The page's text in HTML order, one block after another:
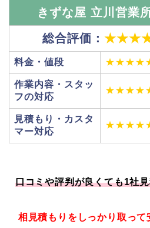
きずな屋 立川営業
総合評価：
料金・値段
作業内容・スタッ
フの対応
見積もり・カスタ
マー対応
口コミや評判が良くても1社
相見積もりをしっかり取って